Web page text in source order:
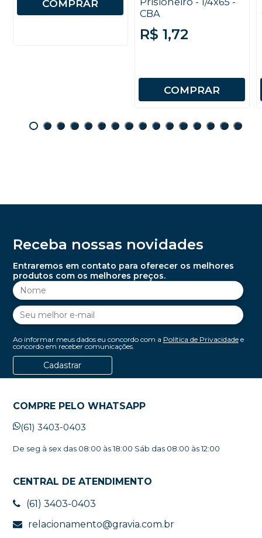
COMPRAR
CBA
R$ 1,72
COMPRAR
Receba nossas novidades
Entraremos em contato para oferecer os melhores
produtos com os melhores preços.
Ao informar meus dados eu concordo com a Política de Privacidadee
concordo em receber comunicações.
Cadastrar
COMPRE PELO WHATSAPP
(61) 3403-0403
De seg à sex das 08:00 às 18:00 Sáb das 08:00 às 12:00
CENTRAL DE ATENDIMENTO
(61) 3403-0403
relacionamento@gravia.com.br